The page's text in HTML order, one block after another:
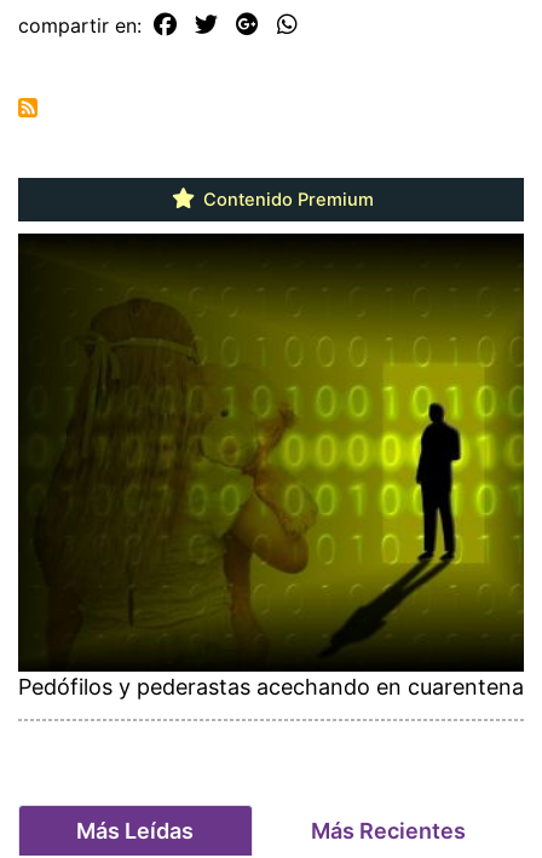
compartir en:
Contenido Premium
Pedófilos y pederastas acechando en cuarentena
Más Leídas Más Recientes